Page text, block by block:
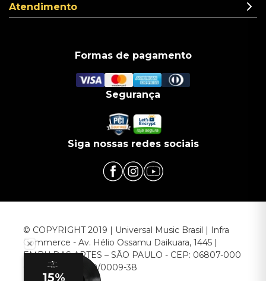
Atendimento
Formas de pagamento
Segurança
Siga nossas redes sociais
© COPYRIGHT 2019 | Universal Music Brasil | Infra
Commerce - Av. Hélio Ossamu Daikuara, 1445 |
EMBU DAS ARTES – SÃO PAULO - CEP: 06807-000
CNPJ: 00.952.789/0009-38